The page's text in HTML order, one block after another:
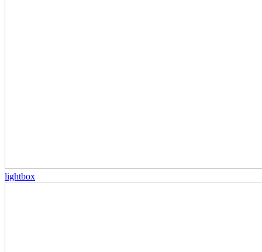
lightbox